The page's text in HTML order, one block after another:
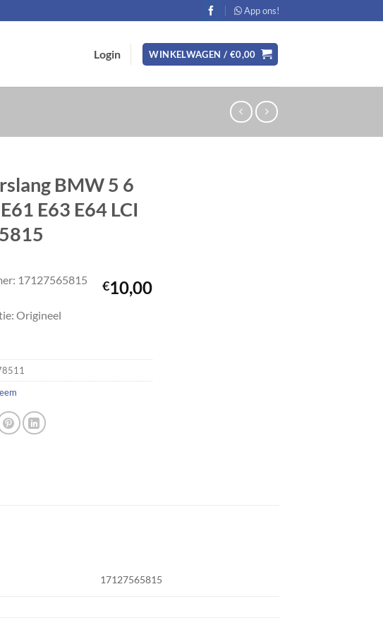
App ons!
Login WINKELWAGEN / €0,00
BMW 5 6
E63 E64 LCI
€10,00
17127565815
Origineel
17127565815